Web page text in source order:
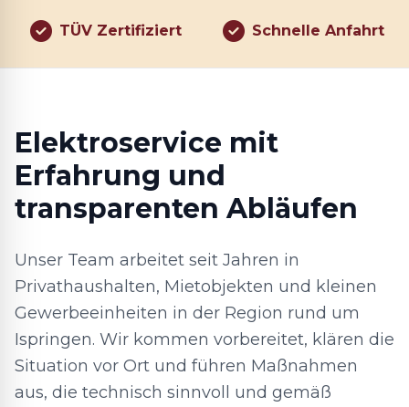
TÜV Zertifiziert Schnelle Anfahrt
Elektroservice mit
Erfahrung und
transparenten Abläufen
Unser Team arbeitet seit Jahren in
Privathaushalten, Mietobjekten und kleinen
Gewerbeeinheiten in der Region rund um
Ispringen. Wir kommen vorbereitet, klären die
Situation vor Ort und führen Maßnahmen
aus, die technisch sinnvoll und gemäß